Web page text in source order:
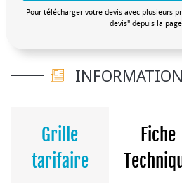
Pour télécharger votre devis avec plusieurs
devis" depuis la
Grille
tarifaire
Fiche